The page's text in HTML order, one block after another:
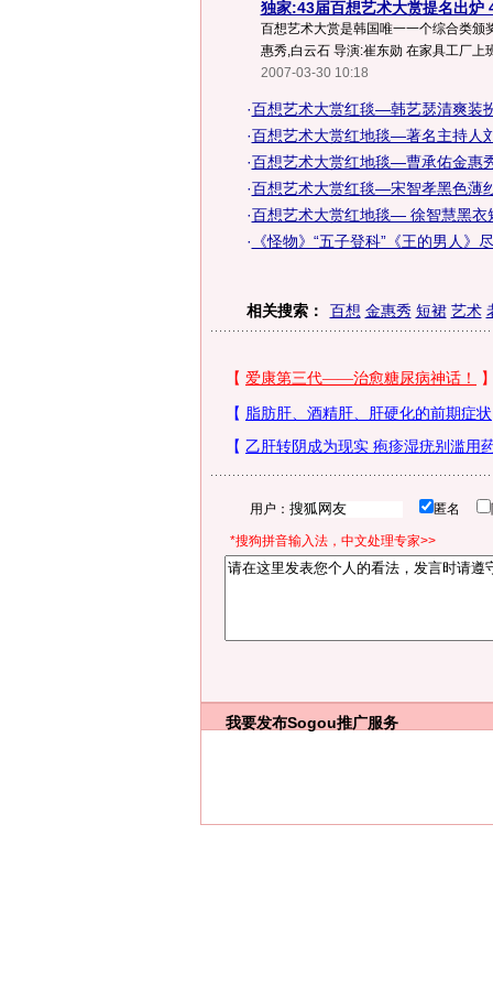
独家:43届百想艺术大赏提名出炉
百想艺术大赏是韩国唯一一个综合类颁
惠秀,白云石 导演:崔东勋 在家具工厂上
2007-03-30 10:18
·百想艺术大赏红毯—韩艺瑟清爽装
·百想艺术大赏红地毯—著名主持人
·百想艺术大赏红地毯—曹承佑金惠
·百想艺术大赏红毯—宋智孝黑色薄
·百想艺术大赏红地毯— 徐智慧黑衣
· 《怪物》“五子登科”《王的男人》
相关搜索： 百想 金惠秀 短裙 艺术
用户： 匿名
*搜狗拼音输入法，中文处理专家>>
我要发布Sogou推广服务